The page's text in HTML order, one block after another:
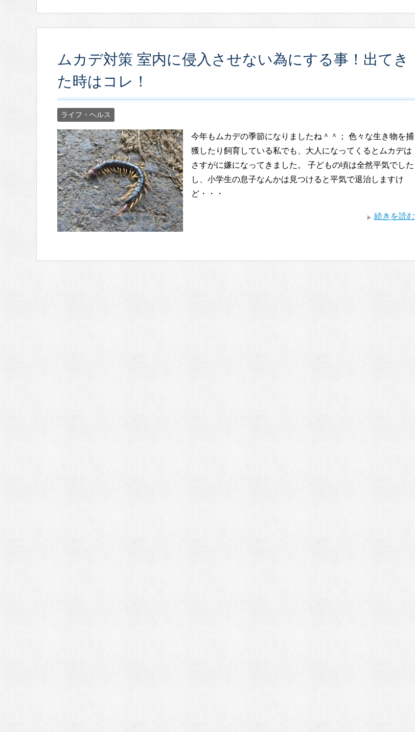
ムカデ対策 室内に侵入させない為にする事！出てき
た時はコレ！
ライフ・ヘルス
今年もムカデの季節になりましたね＾＾； 色々な生き物を捕
獲したり飼育している私でも、大人になってくるとムカデは
さすがに嫌になってきました。 子どもの頃は全然平気でした
し、小学生の息子なんかは見つけると平気で退治しますけ
ど・・・
続きを読む